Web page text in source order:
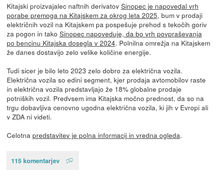
Kitajski proizvajalec naftnih derivatov Sinopec je napovedal vrh
porabe premoga na Kitajskem za okrog leta 2025, bum v prodaji
električnih vozil na Kitajskem pa pospešuje prehod s tekočih goriv
za pogon in tako Sinopec napoveduje, da bo vrh povpraševanja
po bencinu Kitajska dosegla v 2024. Polnilna omrežja na Kitajskem
že danes dostavijo zelo velike količine energije.
Tudi sicer je bilo leto 2023 zelo dobro za električna vozila.
Električna vozila so edini segment, kjer prodaja avtomobilov raste
in električna vozila predstavljajo že 18% globalne prodaje
potniških vozil. Predvsem ima Kitajska močno prednost, da so na
trgu dobavljiva cenovno ugodna električna vozila, ki jih v Evropi ali
v ZDA ni videti.
Celotna predstavitev je polna informacij in vredna ogleda.
115 komentarjev